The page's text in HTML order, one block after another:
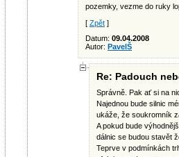
pozemky, vezme do ruky
[ Zpět ]
Datum: 09.04.2008
Autor: PavelŠ
Re: Padouch
Správně. Pak ať si na
Najednou bude silnic
ukáže, že soukromník
A pokud bude
dálnic se budou stavět
Teprve v podmínkách